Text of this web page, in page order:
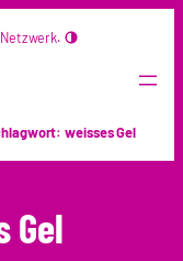
weisses Gel
Gel